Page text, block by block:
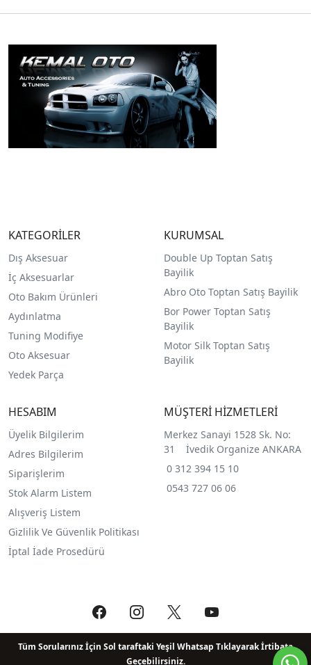
KATEGORİLER
Dış Aksesuar
İç Aksesuarlar
Oto Bakım Ürünleri
Aydınlatma
Tuning Modifiye
Oto Aksesuar
Yedek Parça
KURUMSAL
Double Up Toptan Satış
Bayilik
Abro Oto Toptan Satış Bayilik
Bor Power Toptan Satış
Bayilik
Motor Silk Toptan Satış
Bayilik
HESABIM
Üyelik Bilgilerim
Adres Bilgilerim
Siparişlerim
Stok Alarm Listem
Alışveriş Listem
Gizlilik Ve Güvenlik Politikası
İptal İade Prosedürü
MÜŞTERİ HİZMETLERİ
Merkez Sanayi 1528 Sk. No:
31 İvedik Organize ANKARA
0 312 394 15 10
0543 727 06 06
Tüm Sorularınız İçin Sol taraftaki Yeşil Whatsap Tıklayarak İrtibata
Geçebilirsiniz.